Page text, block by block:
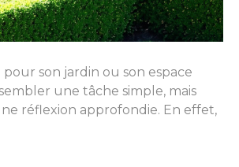
pour son jardin ou son espace
une tâche simple, mais
réflexion approfondie. En effet,